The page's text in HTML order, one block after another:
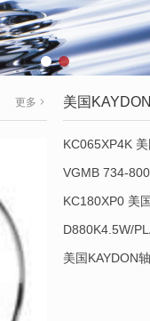
更多 美国
KC065XP4K
VGMB 734-
KC180XP0 美
D880K4.5W/
美国KAYDON